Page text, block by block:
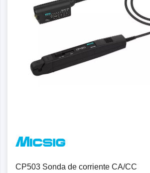
CP503 Sonda de corriente CA/CC